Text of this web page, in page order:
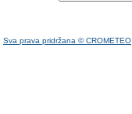
Sva prava pridržana © CROMETEO